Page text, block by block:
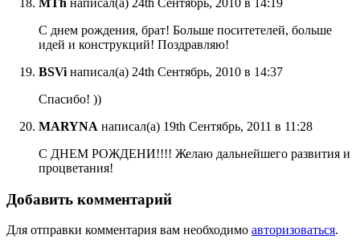
С днем рождения, брат! Больше поситетелей, больше
идей и конструкций! Поздравляю!
BSVi написал(а) 24th Сентябрь, 2010 в 14:37
Спасибо! ))
MARYNA написал(а) 19th Сентябрь, 2011 в 11:28
С ДНЕМ РОЖДЕНИ!!!! Желаю дальнейшего развития и
процветания!
Добавить комментарий
Для отправки комментария вам необходимо авторизоваться.